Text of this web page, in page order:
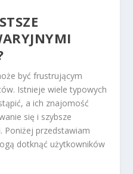
być frustrującym
Istnieje wiele typowych
a ich znajomość
się i szybsze
Poniżej przedstawiam
dotknąć użytkowników